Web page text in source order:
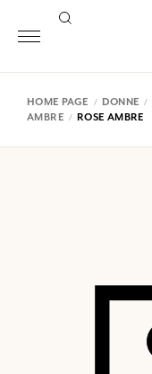
HOME PAGE DONNE
AMBRE
ROSE AMBRE